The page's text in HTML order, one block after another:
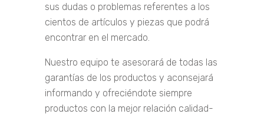
sus dudas o problemas referentes a los
cientos de artículos y piezas que podrá
encontrar en el mercado.
Nuestro equipo te asesorará de todas las
garantías de los productos y aconsejará
informando y ofreciéndote siempre
productos con la mejor relación calidad-